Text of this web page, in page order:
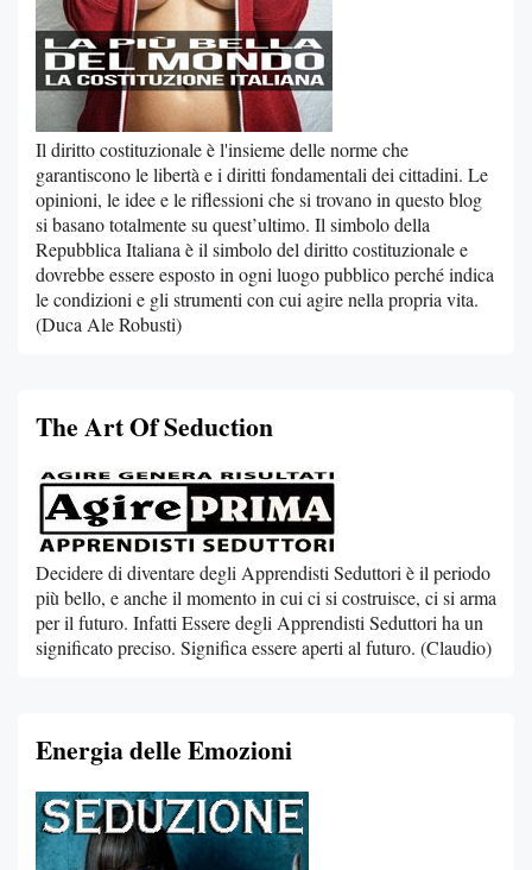
Il diritto costituzionale è l'insieme delle norme che
garantiscono le libertà e i diritti fondamentali dei cittadini. Le
opinioni, le idee e le riflessioni che si trovano in questo blog
si basano totalmente su quest’ultimo. Il simbolo della
Repubblica Italiana è il simbolo del diritto costituzionale e
dovrebbe essere esposto in ogni luogo pubblico perché indica
le condizioni e gli strumenti con cui agire nella propria vita.
(Duca Ale Robusti)
The Art Of Seduction
Decidere di diventare degli Apprendisti Seduttori è il periodo
più bello, e anche il momento in cui ci si costruisce, ci si arma
per il futuro. Infatti Essere degli Apprendisti Seduttori ha un
significato preciso. Significa essere aperti al futuro. (Claudio)
Energia delle Emozioni